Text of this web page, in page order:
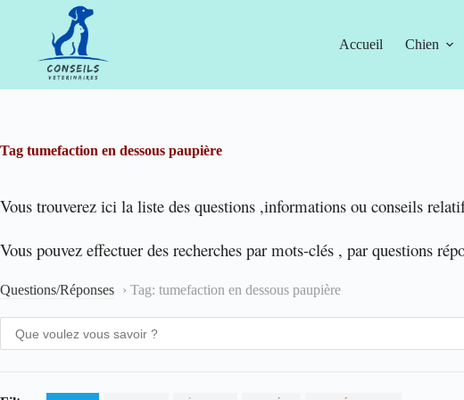
Accueil Chien
Tag tumefaction en dessous paupière
Vous trouverez ici la liste des questions ,informations ou conseils
Vous pouvez effectuer des recherches par mots-clés , par questions
Questions/Réponses › Tag: tumefaction en dessous paupière